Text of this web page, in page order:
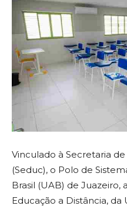
Vinculado à Secretaria
(Seduc), o Polo de
Brasil (UAB) de Juazeiro,
Educação a Distância,